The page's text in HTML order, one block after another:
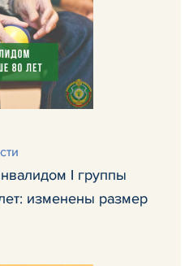
I группы
изменены размер